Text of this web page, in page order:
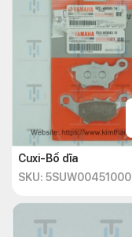
Cuxi-Bố dĩa
SKU: 5SUW00451000